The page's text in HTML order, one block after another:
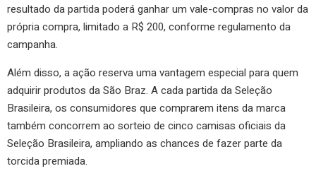
resultado da partida poderá ganhar um vale-compras no valor da
própria compra, limitado a R$ 200, conforme regulamento da
campanha.
Além disso, a ação reserva uma vantagem especial para quem
adquirir produtos da São Braz. A cada partida da Seleção
Brasileira, os consumidores que comprarem itens da marca
também concorrem ao sorteio de cinco camisas oficiais da
Seleção Brasileira, ampliando as chances de fazer parte da
torcida premiada.